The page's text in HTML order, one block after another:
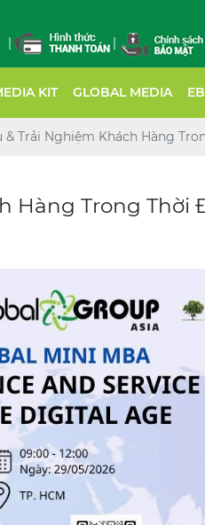
| |
KIT GLOBAL MEDIA
& Trải Nghiệm Khách Hàng
Hàng Trong Thời